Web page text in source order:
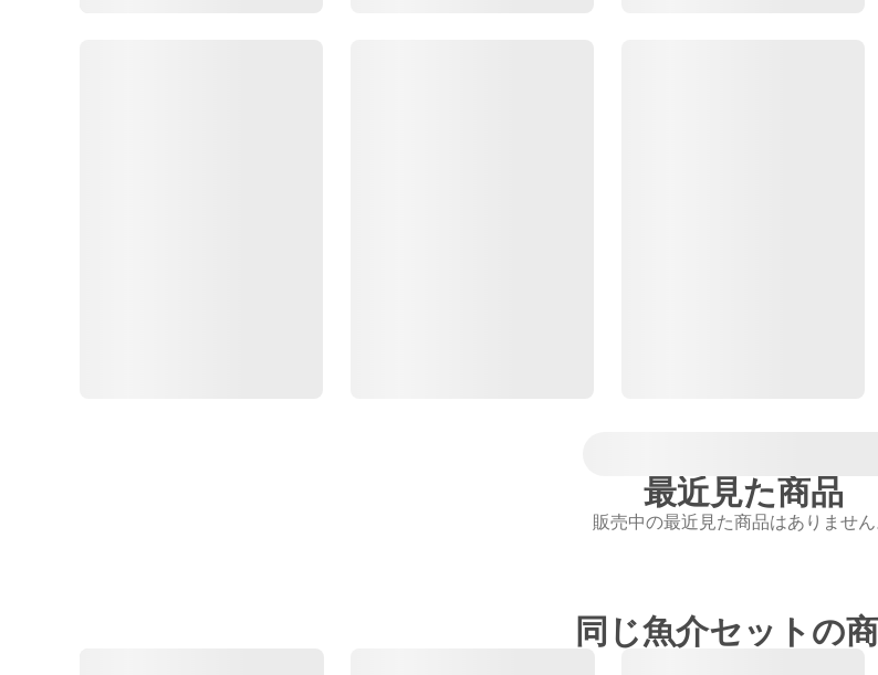
最近見た商品
販売中の最近見た商品はありません
同じ魚介セットの